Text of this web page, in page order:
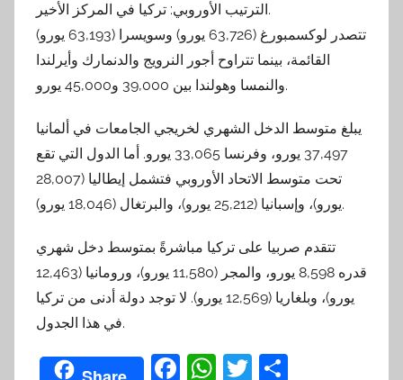
الترتيب الأوروبي: تركيا في المركز الأخير.
تتصدر لوكسمبورغ (63,726 يورو) وسويسرا (63,193 يورو)
القائمة، بينما تتراوح أجور النرويج والدنمارك وأيرلندا
والنمسا وهولندا بين 39,000 و45,000 يورو.
يبلغ متوسط ​​الدخل الشهري لخريجي الجامعات في ألمانيا
37,497 يورو، وفرنسا 33,065 يورو. أما الدول التي تقع
تحت متوسط ​​الاتحاد الأوروبي فتشمل إيطاليا (28,007
يورو)، وإسبانيا (25,212 يورو)، والبرتغال (18,046 يورو).
تتقدم صربيا على تركيا مباشرةً بمتوسط ​​دخل شهري
قدره 8,598 يورو، والمجر (11,580 يورو)، ورومانيا (12,463
يورو)، وبلغاريا (12,569 يورو). لا توجد دولة أدنى من تركيا
في هذا الجدول.
F
W T